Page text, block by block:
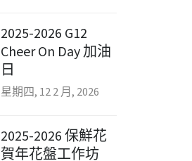
2025-2026 G12
Cheer On Day 加油
日
星期四, 12 2 月, 2026
2025-2026 保鮮花
賀年花盤工作坊